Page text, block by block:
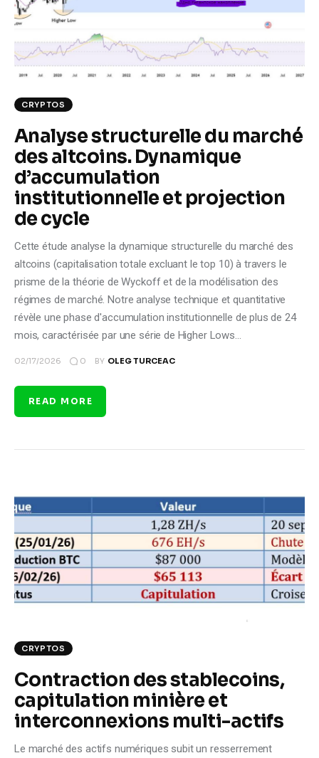
Climate
Markets
Shop
CRYPTOS
Analyse structurelle du marché
des altcoins. Dynamique
d’accumulation
institutionnelle et projection
de cycle
Cette étude analyse la dynamique structurelle du marché des
altcoins (capitalisation totale excluant le top 10) à travers le
prisme de la théorie de Wyckoff et de la modélisation des
régimes de marché. Notre analyse technique et quantitative
révèle une phase d'accumulation institutionnelle de plus de 24
mois, caractérisée par une série de Higher Lows…
02/17/2026 0 BY OLEG TURCEAC
READ MORE
CRYPTOS
Contraction des stablecoins,
capitulation minière et
interconnexions multi-actifs
Le marché des actifs numériques subit un resserrement